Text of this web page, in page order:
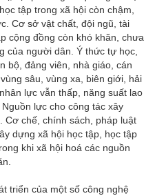
tập trong xã hội còn chậm,
Cơ sở vật chất, đội ngũ, tài
cộng đồng còn khó khăn, chưa
của người dân. Ý thức tự học,
bộ, đảng viên, nhà giáo, cán
sâu, vùng xa, biên giới, hải
lực vẫn thấp, năng suất lao
lực cho công tác xây
Cơ chế, chính sách, pháp luật
dựng xã hội học tập, học tập
khi xã hội hoá các nguồn
triển của một số công nghệ